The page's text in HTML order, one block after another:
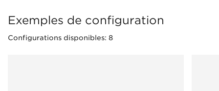
Exemples de configuration
Configurations disponibles: 8